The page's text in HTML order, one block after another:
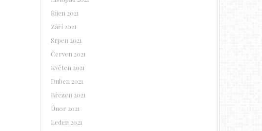
Říjen 2021
Září 2021
Srpen 2021
Červen 2021
Květen 2021
Duben 2021
Březen 2021
Únor 2021
Leden 2021